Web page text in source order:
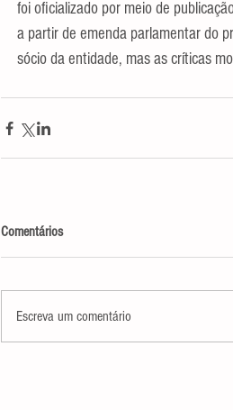
foi oficializado por meio de
a partir de emenda parlamentar do
sócio da entidade, mas as críticas
Comentários
Escreva um comentário